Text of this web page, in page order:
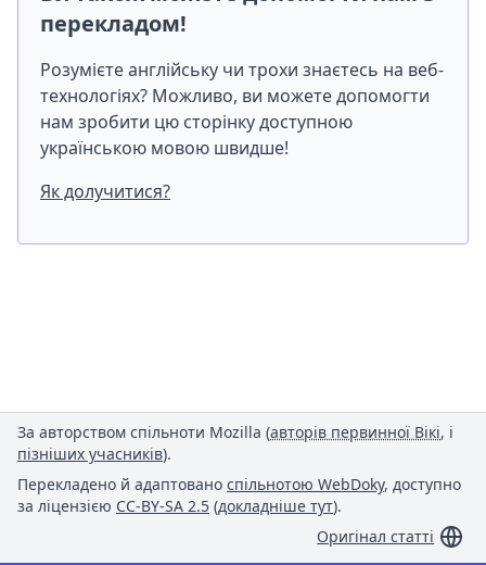
перекладом!
Розумієте англійську чи трохи знаєтесь на веб-
технологіях? Можливо, ви можете допомогти
нам зробити цю сторінку доступною
українською мовою швидше!
Як долучитися?
За авторством спільноти Mozilla (авторів первинної Вікі, і
пізніших учасників).
Перекладено й адаптовано спільнотою WebDoky, доступно
за ліцензією CC-BY-SA 2.5 (докладніше тут).
Оригінал статті